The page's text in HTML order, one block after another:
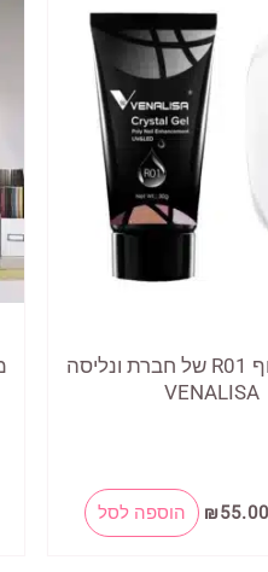
פוליג'ל שקוף R01 של חברת ונליסה
VENALISA
המחיר
המקורי
₪55.00
המחיר
הנוכחי
הוספה לסל